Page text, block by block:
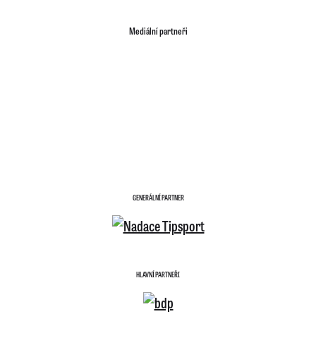
Mediální partneři
GENERÁLNÍ PARTNER
HLAVNÍ PARTNEŘI